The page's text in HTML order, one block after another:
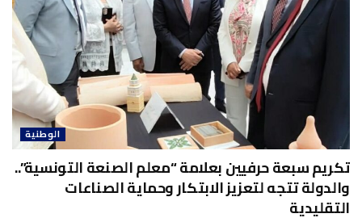
الوطنية
تكريم سبعة حرفيين بعلامة “معلم الصنعة التونسية”..
والدولة تتجه لتعزيز الابتكار وحماية الصناعات
التقليدية